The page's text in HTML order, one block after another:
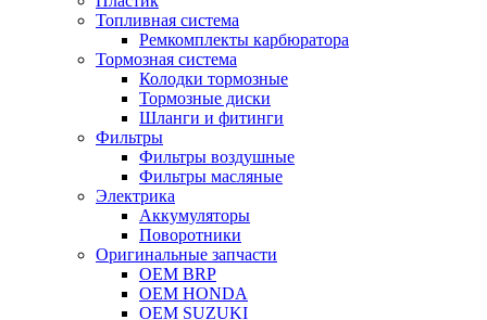
Топливная система
Ремкомплекты карбюратора
Тормозная система
Колодки тормозные
Тормозные диски
Шланги и фитинги
Фильтры
Фильтры воздушные
Фильтры масляные
Электрика
Аккумуляторы
Поворотники
Оригинальные запчасти
OEM BRP
OEM HONDA
OEM SUZUKI